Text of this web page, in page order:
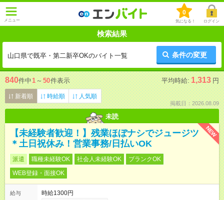
メニュー
0
気になる！ ログイン
検索結果
山口県で既卒・第二新卒OKのバイト一覧 条件の変更
840件中1 ～ 50件表示 平均時給: 1,313 円
新着順 時給順 人気順
掲載日：2026.08.09
未読
NEW
【未経験者歓迎！】残業ほぼナシでジュージツ
＊土日祝休み！営業事務/日払いOK
派遣 職種未経験OK 社会人未経験OK
ブランクOK
WEB登録・面接OK
給与
時給1300円